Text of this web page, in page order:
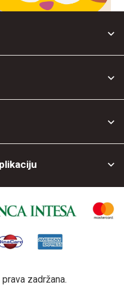
zadržana.